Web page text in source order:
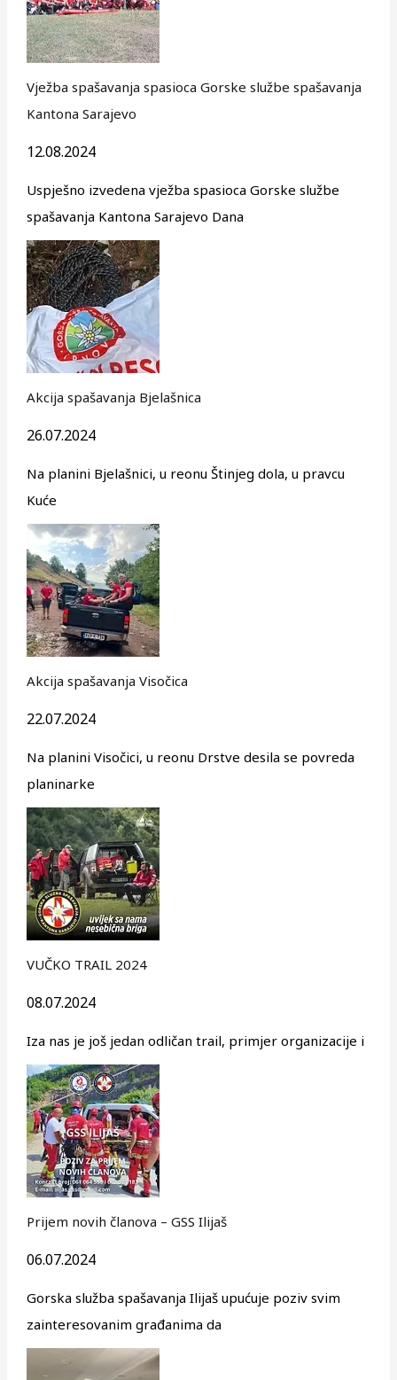
Vježba spašavanja spasioca Gorske službe spašavanja
Kantona Sarajevo
12.08.2024
Uspješno izvedena vježba spasioca Gorske službe
spašavanja Kantona Sarajevo Dana
Akcija spašavanja Bjelašnica
26.07.2024
Na planini Bjelašnici, u reonu Štinjeg dola, u pravcu
Kuće
Akcija spašavanja Visočica
22.07.2024
Na planini Visočici, u reonu Drstve desila se povreda
planinarke
VUČKO TRAIL 2024
08.07.2024
Iza nas je još jedan odličan trail, primjer organizacije i
Prijem novih članova – GSS Ilijaš
06.07.2024
Gorska služba spašavanja Ilijaš upućuje poziv svim
zainteresovanim građanima da